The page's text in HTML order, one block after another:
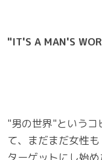
"IT'S A MAN'S
"男の世界"というコ
て、まだまだ女性も
ターゲットにし始